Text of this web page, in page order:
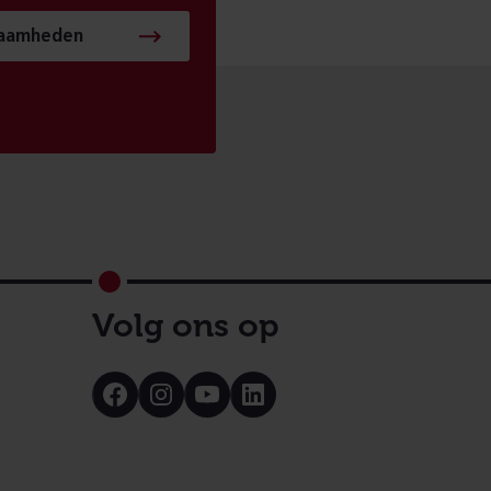
Volg ons op
Bezoek
onze
Bezoek
onze
Bezoek
onze
Bezoek
onze